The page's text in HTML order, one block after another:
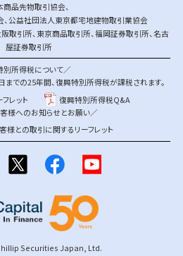
商品先物取引協会、
、 公益社団法人東京都宅地建物取引業協会
阪取引所、 東京商品取引所、福岡証券取引所、名古
屋証券取引所
別所得税について／
での25年間、復興特別所得税が課税されます。
レット
復興特別所得税Q&A
様へのお知らせとお願い／
様との取引に関するリーフレット
Securities Japan, Ltd.